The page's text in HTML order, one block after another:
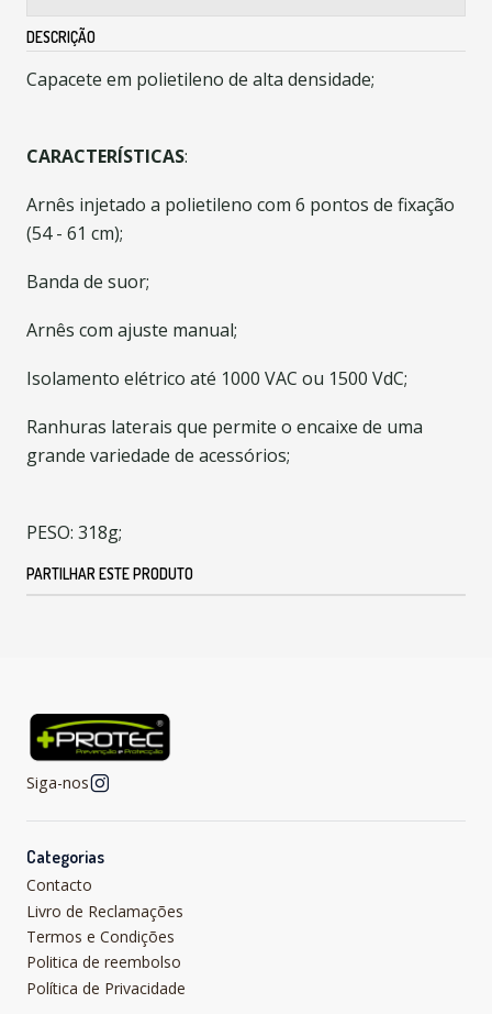
DESCRIÇÃO
Capacete em polietileno de alta densidade;
CARACTERÍSTICAS:
Arnês injetado a polietileno com 6 pontos de fixação
(54 - 61 cm);
Banda de suor;
Arnês com ajuste manual;
Isolamento elétrico até 1000 VAC ou 1500 VdC;
Ranhuras laterais que permite o encaixe de uma
grande variedade de acessórios;
PESO: 318g;
PARTILHAR ESTE PRODUTO
Siga-nos
Categorias
Contacto
Livro de Reclamações
Termos e Condições
Politica de reembolso
Política de Privacidade